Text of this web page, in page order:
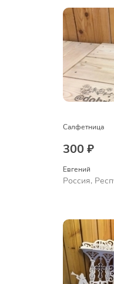
Салфетница
300 ₽
Евгений
Россия,